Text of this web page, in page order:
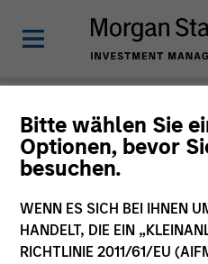
Bitte wählen Sie
Optionen, bevor
besuchen.
WENN ES SICH BEI IHNEN
HANDELT, DIE EIN
RICHTLINIE 2011/61/EU
Morgan
Investment
Änderung des